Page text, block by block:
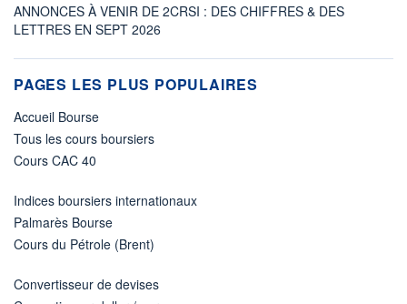
ANNONCES À VENIR DE 2CRSI : DES CHIFFRES & DES
LETTRES EN SEPT 2026
PAGES LES PLUS POPULAIRES
Accueil Bourse
Tous les cours boursiers
Cours CAC 40
Indices boursiers internationaux
Palmarès Bourse
Cours du Pétrole (Brent)
Convertisseur de devises